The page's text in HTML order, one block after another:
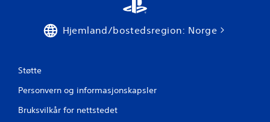
d
Hjemland/bostedsregion: Norge
Støtte
Personvern og informasjonskapsler
Bruksvilkår for nettstedet